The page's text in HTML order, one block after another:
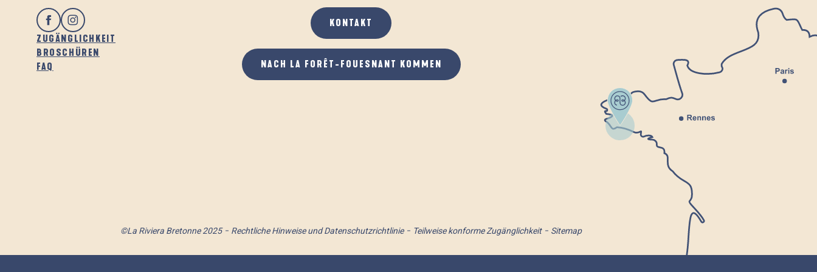
ZUGÄNGLICHKEIT
BROSCHÜREN
FAQ
KONTAKT
NACH LA FORÊT-FOUESNANT KOMMEN
©La Riviera Bretonne 2025 Rechtliche Hinweise und Datenschutzrichtlinie Teilweise konforme Zugänglichkeit Sitemap